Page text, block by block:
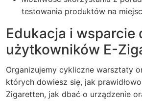
testowania produktów na
Edukacja i wsparcie
użytkowników E-
Organizujemy cykliczne warsztaty
których dowiesz się, jak
Zigaretten, jak dbać o urządzenie